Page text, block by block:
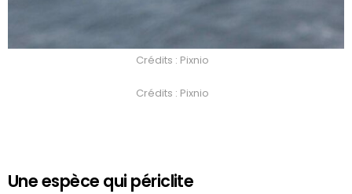
Crédits : Pixnio
Crédits : Pixnio
Une espèce qui périclite